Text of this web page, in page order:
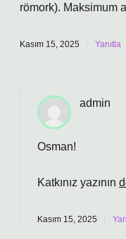
römork). Maksimum
Kasım 15, 2025 Yanıtla
admin
Osman!
Katkınız yazının
Kasım 15, 2025